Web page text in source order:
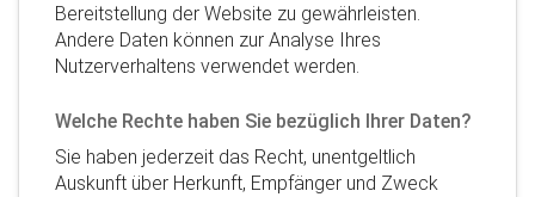
Bereitstellung der Website zu gewährleisten.
Andere Daten können zur Analyse Ihres
Nutzerverhaltens verwendet werden.
Welche Rechte haben Sie bezüglich Ihrer Daten?
Sie haben jederzeit das Recht, unentgeltlich
Auskunft über Herkunft, Empfänger und Zweck